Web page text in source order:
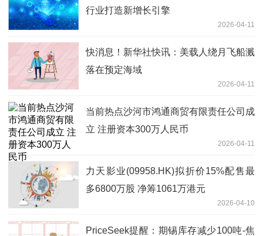
行业打造新增长引擎
2026-04-11
快消息！新华社快讯：美载人绕月飞船溅
落在预定海域
2026-04-11
当前热点沙河市鸿通商贸有限责任公司成
立 注册资本300万人民币
2026-04-11
力天影业(09958.HK)拟折价15%配售最
多6800万股 净筹1061万港元
2026-04-10
PriceSeek提醒：期锡库存减少100吨-焦